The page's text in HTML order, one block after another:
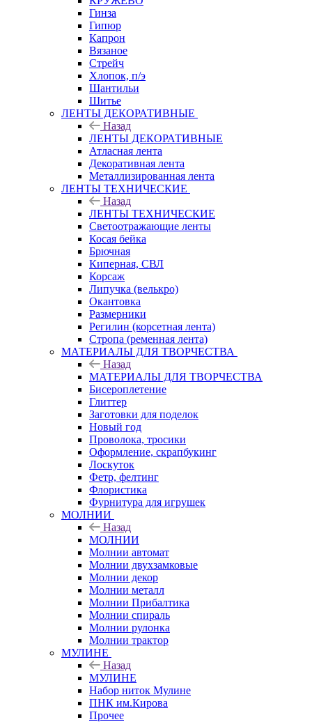
Гинза
Гипюр
Капрон
Вязаное
Стрейч
Хлопок, п/э
Шантильи
Шитье
ЛЕНТЫ ДЕКОРАТИВНЫЕ
Назад
ЛЕНТЫ ДЕКОРАТИВНЫЕ
Атласная лента
Декоративная лента
Металлизированная лента
ЛЕНТЫ ТЕХНИЧЕСКИЕ
Назад
ЛЕНТЫ ТЕХНИЧЕСКИЕ
Светоотражающие ленты
Косая бейка
Брючная
Киперная, СВЛ
Корсаж
Липучка (велькро)
Окантовка
Размерники
Регилин (корсетная лента)
Стропа (ременная лента)
МАТЕРИАЛЫ ДЛЯ ТВОРЧЕСТВА
Назад
МАТЕРИАЛЫ ДЛЯ ТВОРЧЕСТВА
Бисероплетение
Глиттер
Заготовки для поделок
Новый год
Проволока, тросики
Оформление, скрапбукинг
Лоскуток
Фетр, фелтинг
Флористика
Фурнитура для игрушек
МОЛНИИ
Назад
МОЛНИИ
Молнии автомат
Молнии двухзамковые
Молнии декор
Молнии металл
Молнии Прибалтика
Молнии спираль
Молнии рулонка
Молнии трактор
МУЛИНЕ
Назад
МУЛИНЕ
Набор ниток Мулине
ПНК им.Кирова
Прочее